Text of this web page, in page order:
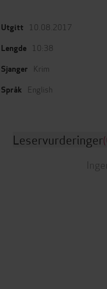
Utgitt 10.08.2017
Lengde 10:38
Sjanger Krim
Språk English
Leservurderinger